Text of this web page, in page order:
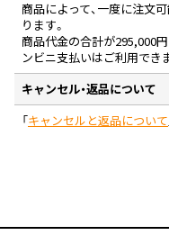
商品によって、一度に注文
ります。
商品代金の合計が295,000円
ンビニ支払いはご利用でき
キャンセル・返品について
「キャンセルと返品について